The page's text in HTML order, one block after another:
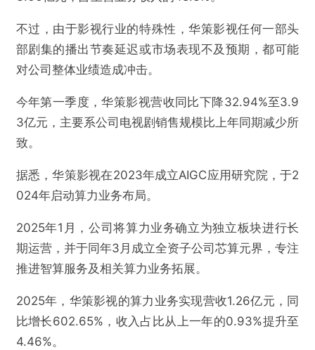
不过，由于影视行业的特殊性，华策影视任何一部头
部剧集的播出节奏延迟或市场表现不及预期，都可能
对公司整体业绩造成冲击。
今年第一季度，华策影视营收同比下降32.94%至3.9
3亿元，主要系公司电视剧销售规模比上年同期减少所
致。
据悉，华策影视在2023年成立AIGC应用研究院，于2
024年启动算力业务布局。
2025年1月，公司将算力业务确立为独立板块进行长
期运营，并于同年3月成立全资子公司芯算元界，专注
推进智算服务及相关算力业务拓展。
2025年，华策影视的算力业务实现营收1.26亿元，同
比增长602.65%，收入占比从上一年的0.93%提升至
4.46%。